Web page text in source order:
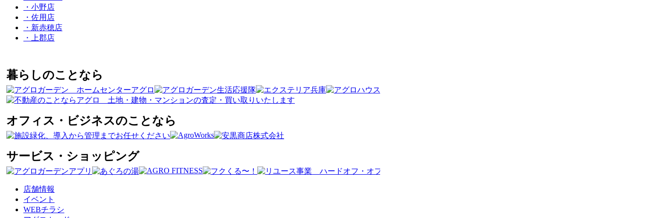
・小野店
・佐用店
・新赤穂店
・上郡店
暮らしのことなら
オフィス・ビジネスのことなら
サービス・ショッピング
店舗情報
イベント
WEBチラシ